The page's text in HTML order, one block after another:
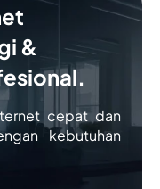
&
cepat dan
kebutuhan